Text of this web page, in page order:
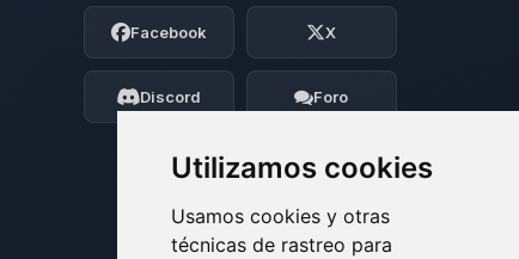
Utilizamos cookies
Usamos cookies y otras
técnicas de rastreo para
Facebook X
Discord Foro
Soy Choupy, tu pequeno asistente de
BoxToPlay. Cuentame que necesitas y
moveré mis pequenos circuitos para
ayudarte.
08/08/2026 03:45